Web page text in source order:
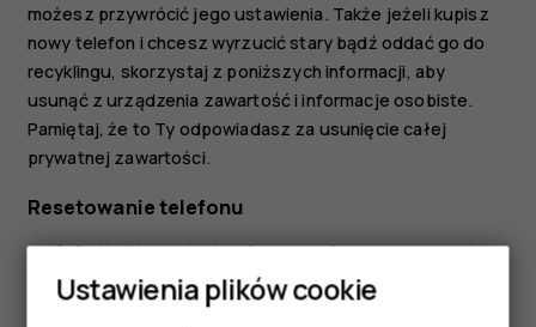
możesz przywrócić jego ustawienia. Także jeżeli kupisz
nowy telefon i chcesz wyrzucić stary bądź oddać go do
recyklingu, skorzystaj z poniższych informacji, aby
usunąć z urządzenia zawartość i informacje osobiste.
Pamiętaj, że to Ty odpowiadasz za usunięcie całej
prywatnej zawartości.
Resetowanie telefonu
DotknijUstawienia>System>Opcje resetowania>
Usuń wszystkie dane (ustawienia fabryczne)
Ustawienia plików cookie